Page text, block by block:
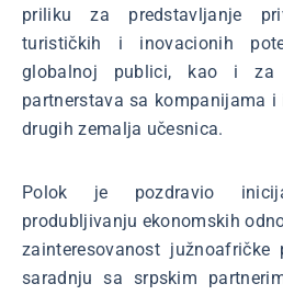
priliku za predstavljanje
turističkih i inovacionih
globalnoj publici, kao i za
partnerstava sa kompanijama
drugih zemalja učesnica.
Polok je pozdravio
produbljivanju ekonomskih
zainteresovanost južnoafričke
saradnju sa srpskim